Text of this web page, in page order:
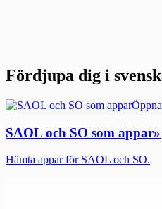
Fördjupa dig i
SAOL och SO som appar»
Hämta appar för SAOL och SO.